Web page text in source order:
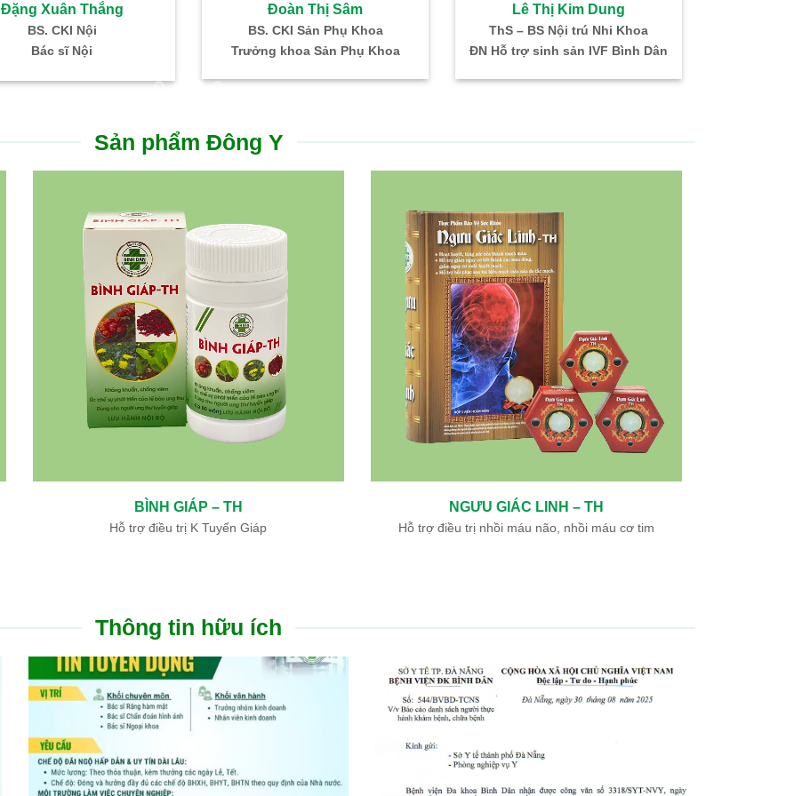
Đặng Xuân Thắng
BS. CKI Nội
Bác sĩ Nội
Đoàn Thị Sâm
BS. CKI Sản Phụ Khoa
Trưởng khoa Sản Phụ Khoa
Lê Thị Kim Dung
ThS – BS Nội trú Nhi Khoa
ĐN Hỗ trợ sinh sản IVF Bình Dân
Sản phẩm Đông Y
BÌNH GIÁP – TH
Hỗ trợ điều trị K Tuyến Giáp
NGƯU GIÁC LINH – TH
Hỗ trợ điều trị nhồi máu não, nhồi máu cơ tim
Thông tin hữu ích